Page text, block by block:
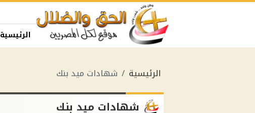
الرئيسية
الرئيسية شهادات ميد بنك
شهادات ميد بنك